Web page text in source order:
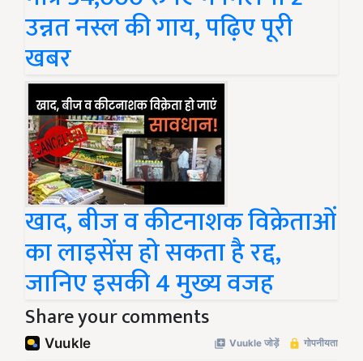
उन्नत नस्ल की गाय, पढ़िए पूरी
खबर
खाद, बीज व कीटनाशक विक्रेताओं
का लाइसेंस हो सकता है रद्द,
जानिए इसकी 4 मुख्य वजह
Share your comments